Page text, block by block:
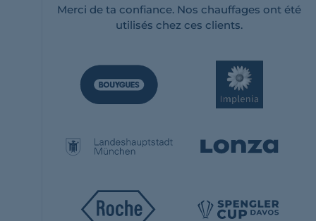
Merci de ta confiance. Nos chauffages ont été
utilisés chez ces clients.